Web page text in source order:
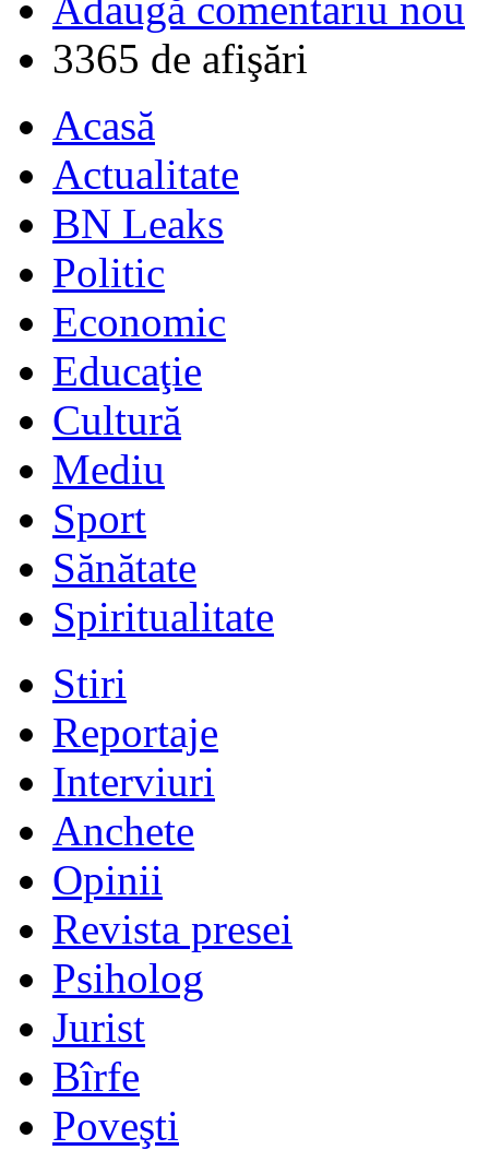
3365 de afişări
Acasă
Actualitate
BN Leaks
Politic
Economic
Educaţie
Cultură
Mediu
Sport
Sănătate
Spiritualitate
Stiri
Reportaje
Interviuri
Anchete
Opinii
Revista presei
Psiholog
Jurist
Bîrfe
Poveşti